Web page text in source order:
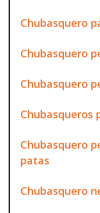
Chubasquero
Chubasquero
Chubasquero
Chubasqueros
Chubasquero
patas
Chubasquero